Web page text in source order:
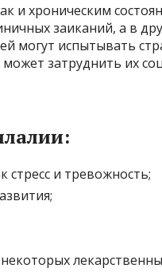
и хроническим
заиканий, а в
могут испытывать
может затруднить их
стресс и тревожность;